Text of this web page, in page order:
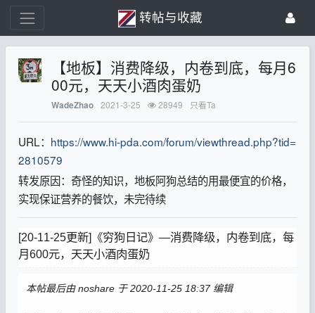
转帖与收藏
【地板】消费降级，内卷到底，每月6
00元，天天小酒肉蛋奶
WadeZhao 2021-3-25 28949 只看Ta
URL： https://www.hi-pda.com/forum/viewthread.php?tid=
2810579
转发原因：奇怪的知识，地板阿狗总结的用最便宜的价格，
实现保证营养的餐饮，未完待续
[20-11-25更新]《穷狗日记》—消费降级，内卷到底，每
月600元，天天小酒肉蛋奶
本帖最后由 noshare 于 2020-11-25 18:37 编辑